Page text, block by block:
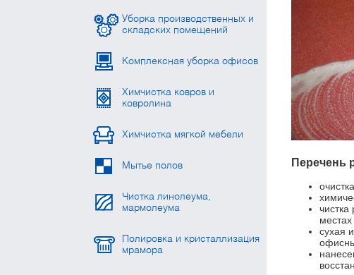
Уборка производственных и
складских помещений
Комплексная уборка офисов
Химчистка ковров и
ковролина
Химчистка мягкой мебели
Мытье полов
Чистка линолеума,
мармолеума
Полировка и кристаллизация
мрамора
Перечень
сухая